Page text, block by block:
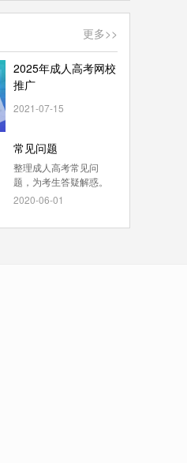
更多>>
2025年成人高考网校
推广
2021-07-15
常见问题
整理成人高考常见问
题，为考生答疑解惑。
2020-06-01